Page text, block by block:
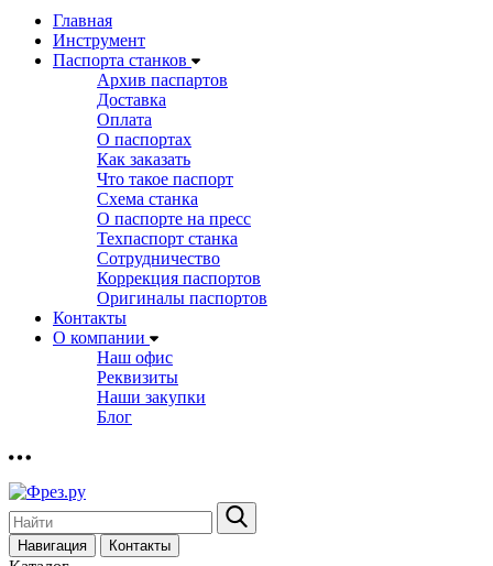
Главная
Инструмент
Паспорта станков
Архив паспартов
Доставка
Оплата
О паспортах
Как заказать
Что такое паспорт
Схема станка
О паспорте на пресс
Техпаспорт станка
Сотрудничество
Коррекция паспортов
Оригиналы паспортов
Контакты
О компании
Наш офис
Реквизиты
Наши закупки
Блог
Навигация Контакты